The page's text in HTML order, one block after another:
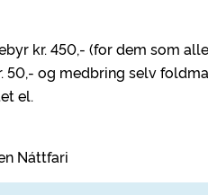
kr. 450,- (for dem som
50,- og medbring selv
el.
Náttfari